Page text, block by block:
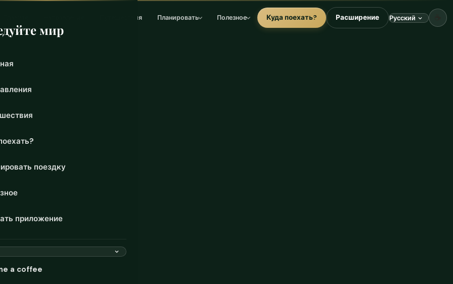
Путешествия Планировать Полезное Куда поехать? Расширение
мир
поездку
приложение
a coffee